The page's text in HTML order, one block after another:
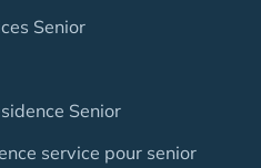
Senior
Senior
service pour senior